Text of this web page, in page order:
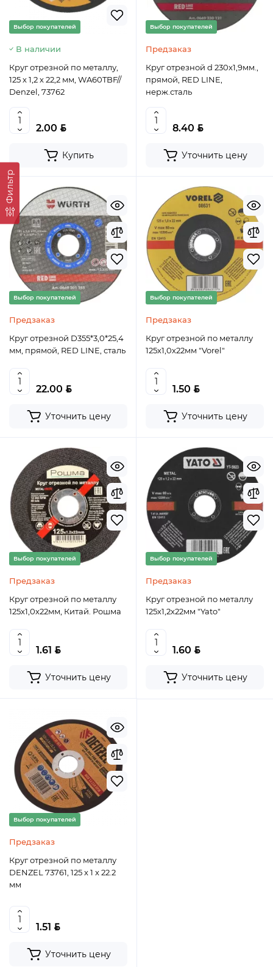
Фильтр
Выбор покупателей
В наличии
Круг отрезной по металлу,
125 х 1,2 х 22,2 мм, WA60TBF//
Denzel, 73762
2.00 BYN
Купить
Выбор покупателей
Предзаказ
Круг отрезной d 230x1,9мм.,
прямой, RED LINE,
нерж.сталь
8.40 BYN
Уточнить цену
Выбор покупателей
Предзаказ
Круг отрезной D355*3,0*25,4
мм, прямой, RED LINE, сталь
22.00 BYN
Уточнить цену
Выбор покупателей
Предзаказ
Круг отрезной по металлу
125х1,0х22мм "Vorel"
1.50 BYN
Уточнить цену
Выбор покупателей
Предзаказ
Круг отрезной по металлу
125х1,0х22мм, Китай. Рошма
1.61 BYN
Уточнить цену
Выбор покупателей
Предзаказ
Круг отрезной по металлу
125х1,2х22мм "Yato"
1.60 BYN
Уточнить цену
Выбор покупателей
Предзаказ
Круг отрезной по металлу
DENZEL 73761, 125 x 1 x 22.2
мм
1.51 BYN
Уточнить цену